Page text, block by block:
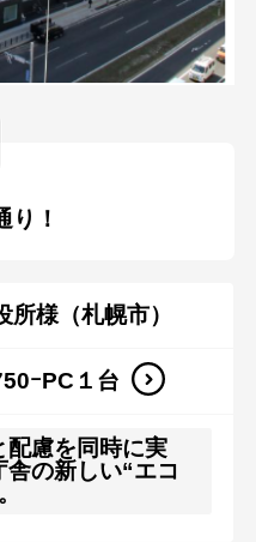
わせ
り！
所様（札幌市）
ｰPC１台​
配慮を同時に実
舎の新しい“エコ